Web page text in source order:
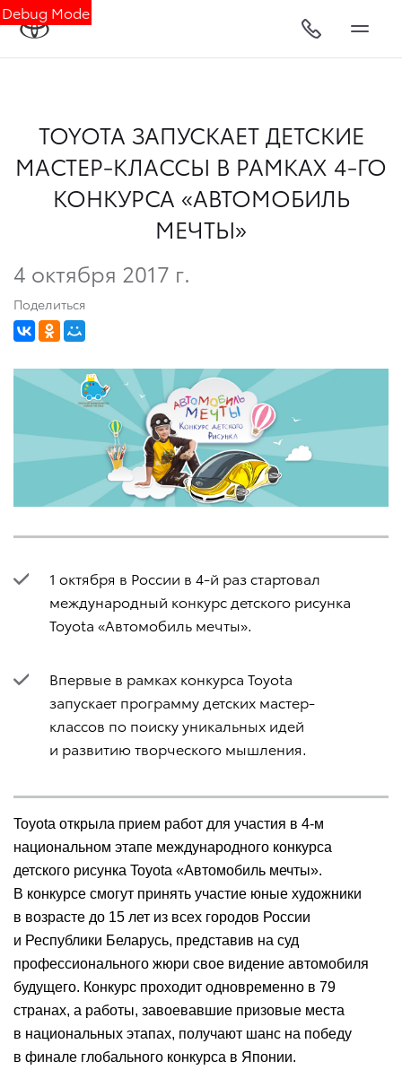
Debug Mode
TOYOTA ЗАПУСКАЕТ ДЕТСКИЕ
МАСТЕР-КЛАССЫ В РАМКАХ 4-ГО
КОНКУРСА «АВТОМОБИЛЬ
МЕЧТЫ»
4 октября 2017 г.
Поделиться
1 октября в России в 4-й раз стартовал
международный конкурс детского рисунка
Toyota «Автомобиль мечты».
Впервые в рамках конкурса Toyota
запускает программу детских мастер-
классов по поиску уникальных идей
и развитию творческого мышления.
Toyota открыла прием работ для участия в 4-м
национальном этапе международного конкурса
детского рисунка Toyota «Автомобиль мечты».
В конкурсе смогут принять участие юные художники
в возрасте до 15 лет из всех городов России
и Республики Беларусь, представив на суд
профессионального жюри свое видение автомобиля
будущего. Конкурс проходит одновременно в 79
странах, а работы, завоевавшие призовые места
в национальных этапах, получают шанс на победу
в финале глобального конкурса в Японии.